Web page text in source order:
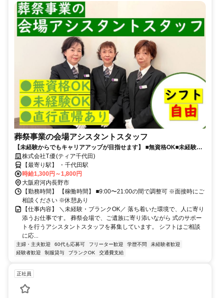
葬祭事業の会場アシスタントスタッフ
【未経験からでもキャリアアップが目指せます】 ■無資格OK■未経験
OK■直行直帰OK■学歴不問■30代、40代スタッフ活躍中！
株式会社T.優(ティア千代田)
【最寄り駅】 ・千代田駅
時給1,300円～1,800円
大阪府河内長野市
【勤務時間】 【稼働時間】 ■9:00〜21:00の間で調整可 ※面接時にご
相談ください ※休憩あり
【仕事内容】 ＼未経験・ブランクOK／ 落ち着いた環境で、人に寄り
添うお仕事です。 葬祭会場で、ご遺族に寄り添いながら 式のサポー
トを行うアシスタントスタッフを募集しています。 シフトはご相談
に応...
主婦・主夫歓迎 60代も応募可 フリーター歓迎 学歴不問
未経験者歓迎
経験者歓迎
制服貸与 ブランクOK 交通費支給
正社員